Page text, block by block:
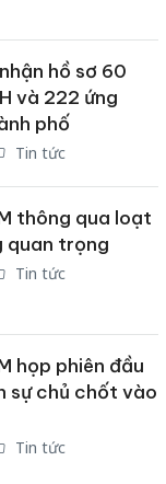
hồ sơ 60
và 222 ứng
phố
Tin tức
thông qua loạt
quan trọng
Tin tức
họp phiên đầu
sự chủ chốt vào
Tin tức